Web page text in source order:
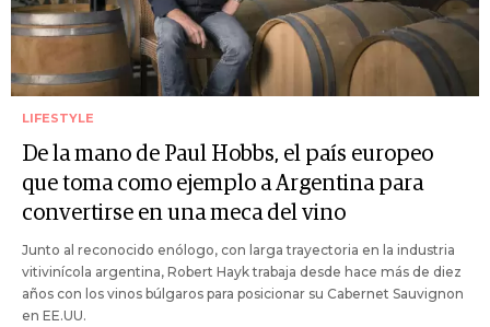
LIFESTYLE
De la mano de Paul Hobbs, el país europeo
que toma como ejemplo a Argentina para
convertirse en una meca del vino
Junto al reconocido enólogo, con larga trayectoria en la industria
vitivinícola argentina, Robert Hayk trabaja desde hace más de diez
años con los vinos búlgaros para posicionar su Cabernet Sauvignon
en EE.UU.